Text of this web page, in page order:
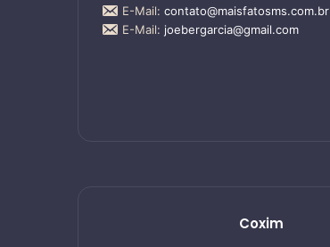
E-Mail: contato@maisfatosms.com.br
E-Mail: joebergarcia@gmail.com
Coxim